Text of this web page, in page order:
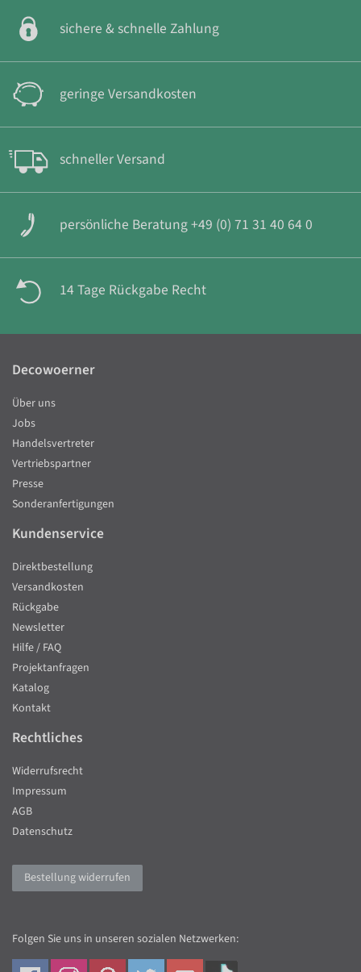
sichere & schnelle Zahlung
geringe Versandkosten
schneller Versand
persönliche Beratung +49 (0) 71 31 40 64 0
14 Tage Rückgabe Recht
Decowoerner
Über uns
Jobs
Handelsvertreter
Vertriebspartner
Presse
Sonderanfertigungen
Kundenservice
Direktbestellung
Versandkosten
Rückgabe
Newsletter
Hilfe / FAQ
Projektanfragen
Katalog
Kontakt
Rechtliches
Widerrufsrecht
Impressum
AGB
Datenschutz
Bestellung widerrufen
Folgen Sie uns in unseren sozialen Netzwerken: